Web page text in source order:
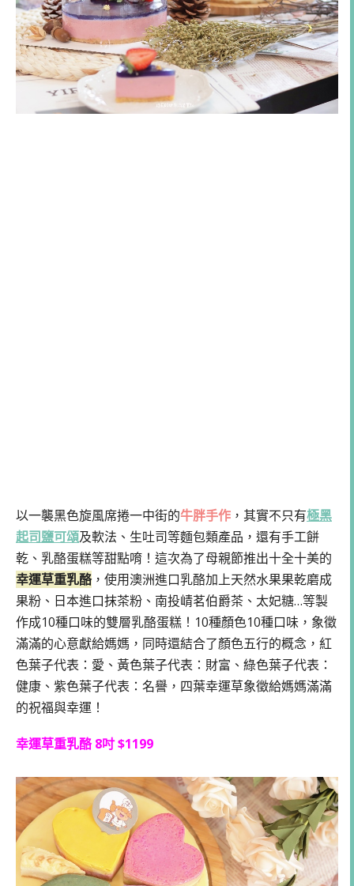
以一襲黑色旋風席捲一中街的牛胖手作 ，其實不只有極黑
起司鹽可頌及軟法、生吐司等麵包類產品，還有手工餅
乾、乳酪蛋糕等甜點唷！這次為了母親節推出十全十美的
幸運草重乳酪，使用澳洲進口乳酪加上天然水果果乾磨成
果粉、日本進口抹茶粉、南投崝茗伯爵茶、太妃糖…等製
作成10種口味的雙層乳酪蛋糕！10種顏色10種口味，象徵
滿滿的心意獻給媽媽，同時還結合了顏色五行的概念，紅
色葉子代表：愛、黃色葉子代表：財富、綠色葉子代表：
健康、紫色葉子代表：名譽，四葉幸運草象徵給媽媽滿滿
的祝福與幸運！
幸運草重乳酪 8吋 $1199